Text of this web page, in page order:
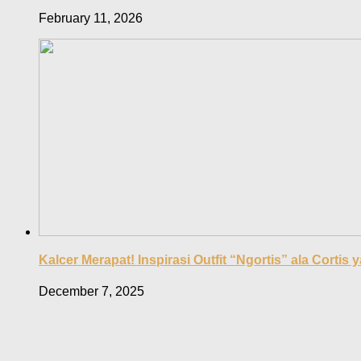
February 11, 2026
Kalcer Merapat! Inspirasi Outfit “Ngortis” ala Cortis
December 7, 2025